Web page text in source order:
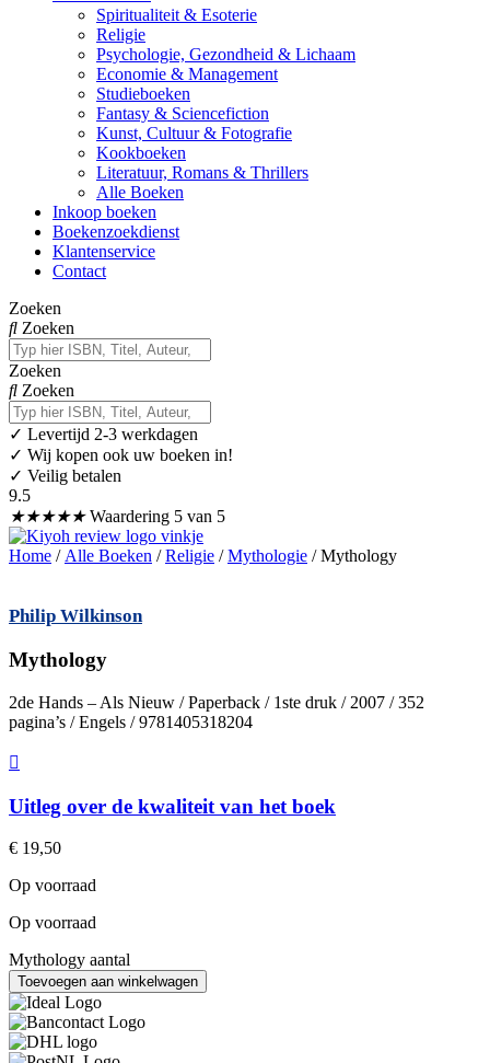
Spiritualiteit & Esoterie
Religie
Psychologie, Gezondheid & Lichaam
Economie & Management
Studieboeken
Fantasy & Sciencefiction
Kunst, Cultuur & Fotografie
Kookboeken
Literatuur, Romans & Thrillers
Alle Boeken
Inkoop boeken
Boekenzoekdienst
Klantenservice
Contact
Zoeken
Zoeken
Zoeken
Zoeken
✓ Levertijd 2-3 werkdagen
✓ Wij kopen ook uw boeken in!
✓ Veilig betalen
9.5
★★★★★ Waardering 5 van 5
Home / Alle Boeken /Religie /Mythologie / Mythology
Philip Wilkinson
Mythology
2de Hands – Als Nieuw / Paperback / 1ste druk / 2007 / 352
pagina’s / Engels / 9781405318204
Uitleg over de kwaliteit van het boek
€ 19,50
Op voorraad
Op voorraad
Mythology aantal
Toevoegen aan winkelwagen